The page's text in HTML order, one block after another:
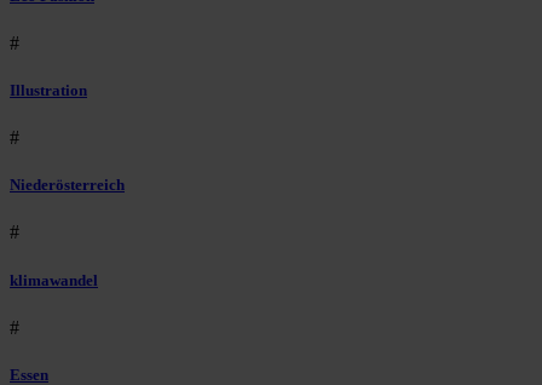
#
Illustration
#
Niederösterreich
#
klimawandel
#
Essen